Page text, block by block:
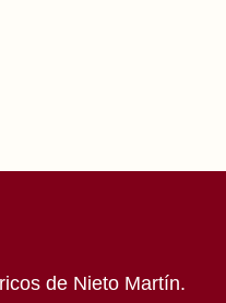
de Nieto Martín.